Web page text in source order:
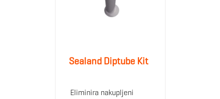
Sealand Diptube Kit
Eliminira nakupljeni